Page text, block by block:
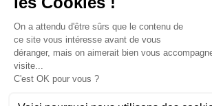
INFLUENCIA
JE DÉCOUVRE LE GROUPE